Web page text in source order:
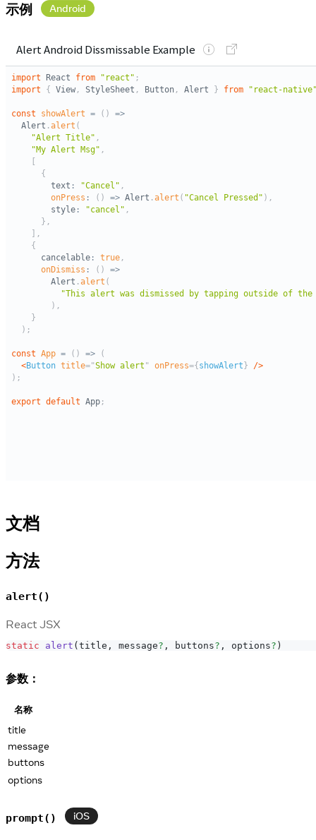
示例 Android
文档
方法
alert()
React JSX
static alert (title , message? , buttons? , options? )
参数：
名称
title
message
buttons
options
prompt() iOS